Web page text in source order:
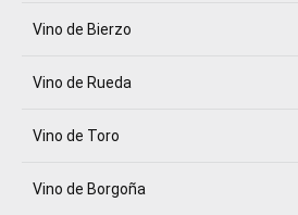
Vino de Bierzo
Vino de Rueda
Vino de Toro
Vino de Borgoña